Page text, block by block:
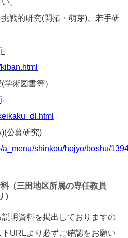
戦的研究(開拓・萌芽)、若手研
(学術図書等）
公募研究)
a_menu/shinkou/hojyo/boshu/
（三田地区所属の専任教員
明資料を掲出しておりますの
URLより必ずご確認をお願い